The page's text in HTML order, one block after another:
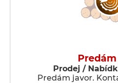
Prodej /
Predám javor.